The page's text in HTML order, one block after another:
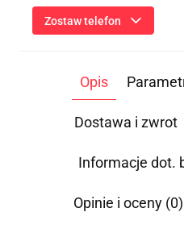
Zostaw telefon
Przesłanie formularza oznacza
(imię, numer telefonu)
odpowiedzi na Twoje
przetwarzanie przez
Prywatności.
Administratorem danych
Klaczkowski prowadzący
Opis
Dostawa i zwrot
Informacje dot.
Opinie i oceny (0)